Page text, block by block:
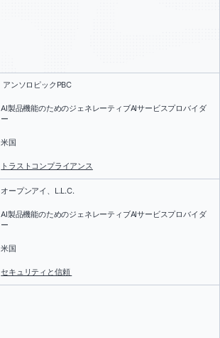
アンソロピックPBC
AI製品機能のためのジェネレーティブAIサービスプロバイダ
ー
米国
トラストコンプライアンス
オープンアイ、L.L.C.
AI製品機能のためのジェネレーティブAIサービスプロバイダ
ー
米国
セキュリティと信頼